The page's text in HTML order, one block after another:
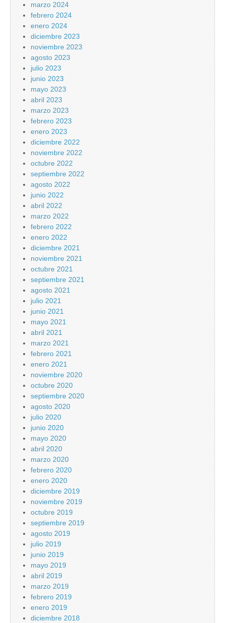
marzo 2024
febrero 2024
enero 2024
diciembre 2023
noviembre 2023
agosto 2023
julio 2023
junio 2023
mayo 2023
abril 2023
marzo 2023
febrero 2023
enero 2023
diciembre 2022
noviembre 2022
octubre 2022
septiembre 2022
agosto 2022
junio 2022
abril 2022
marzo 2022
febrero 2022
enero 2022
diciembre 2021
noviembre 2021
octubre 2021
septiembre 2021
agosto 2021
julio 2021
junio 2021
mayo 2021
abril 2021
marzo 2021
febrero 2021
enero 2021
noviembre 2020
octubre 2020
septiembre 2020
agosto 2020
julio 2020
junio 2020
mayo 2020
abril 2020
marzo 2020
febrero 2020
enero 2020
diciembre 2019
noviembre 2019
octubre 2019
septiembre 2019
agosto 2019
julio 2019
junio 2019
mayo 2019
abril 2019
marzo 2019
febrero 2019
enero 2019
diciembre 2018